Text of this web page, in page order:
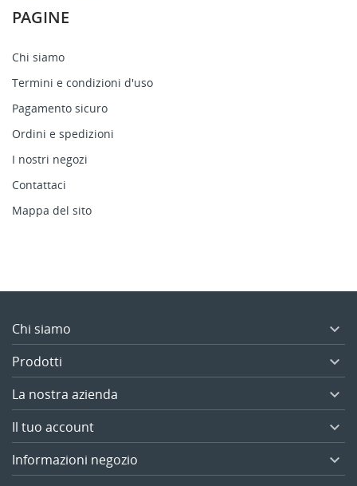
PAGINE
Chi siamo
Termini e condizioni d'uso
Pagamento sicuro
Ordini e spedizioni
I nostri negozi
Contattaci
Mappa del sito
Chi siamo 
Prodotti 
La nostra azienda 
Il tuo account 
Informazioni negozio 